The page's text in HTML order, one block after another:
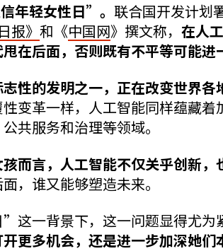
年轻女性日”。 联合国开发计划
报》 和《中国网》撰文称， 在人
在后面，否则既有不平等可能进
的发明之一，正在改变世界各
变革一样，人工智能同样蕴藏着
共服务和治理等领域。
而言，人工智能不仅关乎创新，
，谁又能够塑造未来。
一背景下，这一问题显得尤为
更多机会，还是进一步加深她们